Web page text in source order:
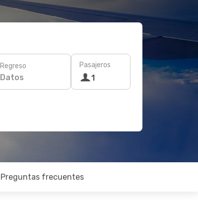
Regreso
Datos
Pasajeros
1
Preguntas frecuentes